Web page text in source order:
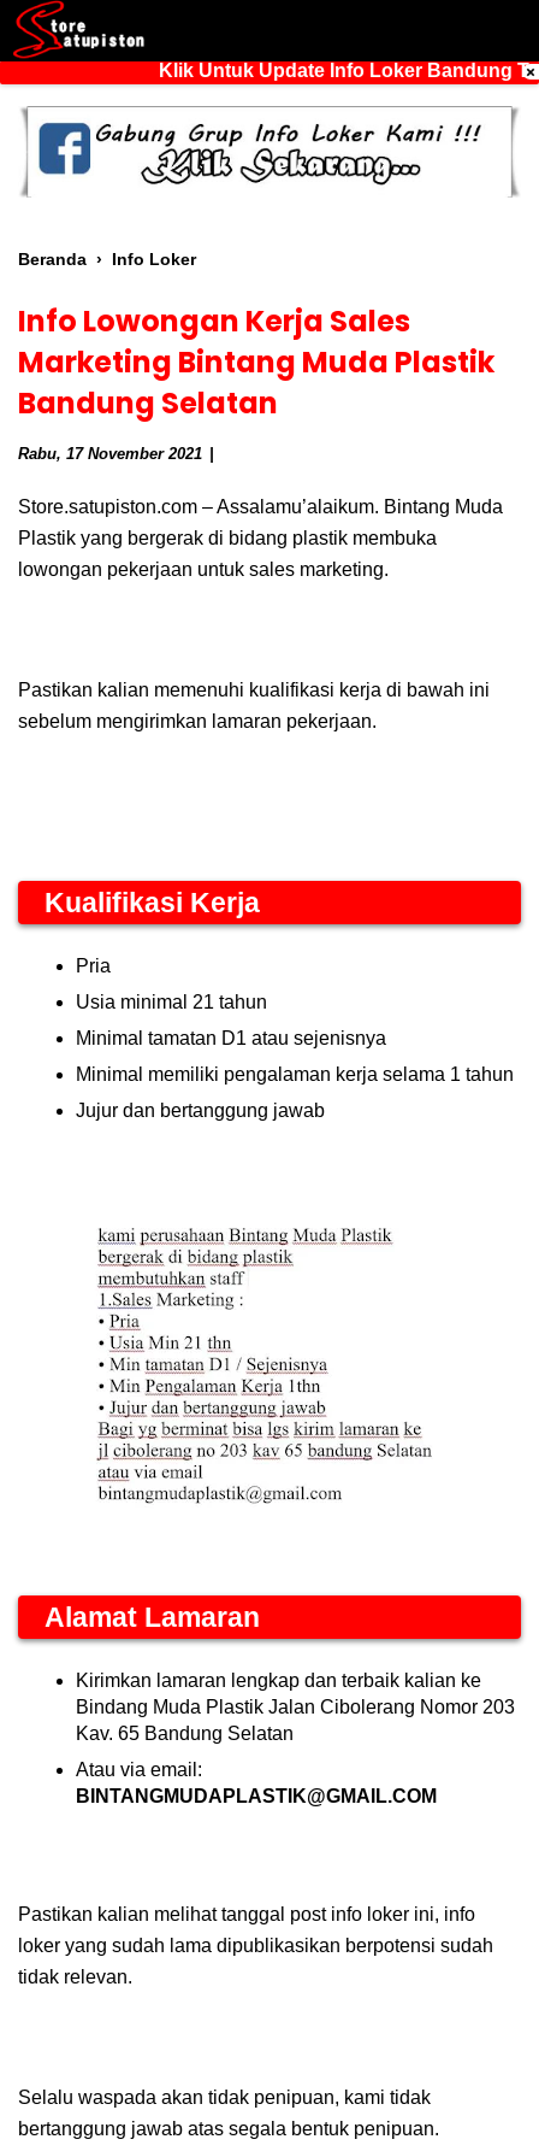
Beranda › Info Loker
Info Lowongan Kerja Sales
Marketing Bintang Muda Plastik
Bandung Selatan
Rabu, 17 November 2021
Store.satupiston.com – Assalamu’alaikum. Bintang Muda
Plastik yang bergerak di bidang plastik membuka
lowongan pekerjaan untuk sales marketing.
Pastikan kalian memenuhi kualifikasi kerja di bawah ini
sebelum mengirimkan lamaran pekerjaan.
Kualifikasi Kerja
Pria
Usia minimal 21 tahun
Minimal tamatan D1 atau sejenisnya
Minimal memiliki pengalaman kerja selama 1 tahun
Jujur dan bertanggung jawab
Alamat Lamaran
Kirimkan lamaran lengkap dan terbaik kalian ke
Bindang Muda Plastik Jalan Cibolerang Nomor 203
Kav. 65 Bandung Selatan
Atau via email:
BINTANGMUDAPLASTIK@GMAIL.COM
Pastikan kalian melihat tanggal post info loker ini, info
loker yang sudah lama dipublikasikan berpotensi sudah
tidak relevan.
Selalu waspada akan tidak penipuan, kami tidak
bertanggung jawab atas segala bentuk penipuan.
Klik Untuk Update Info Loker Bandung